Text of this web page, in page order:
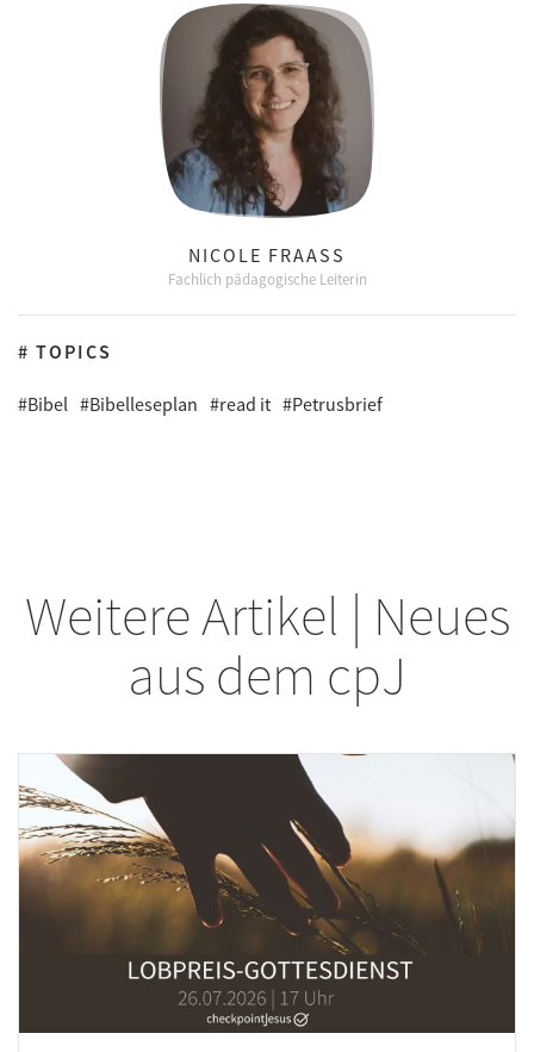
# TOPICS
#Bibel #Bibelleseplan #read it #Petrusbrief
NICOLE FRAASS
Fachlich pädagogische Leiterin
Weitere Artikel | Neues
aus dem cpJ